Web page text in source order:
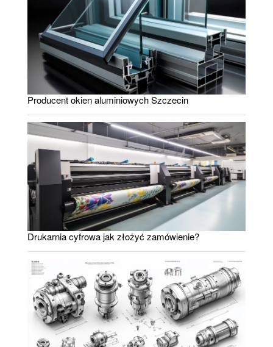
Producent okien aluminiowych Szczecin
Drukarnia cyfrowa jak złożyć zamówienie?